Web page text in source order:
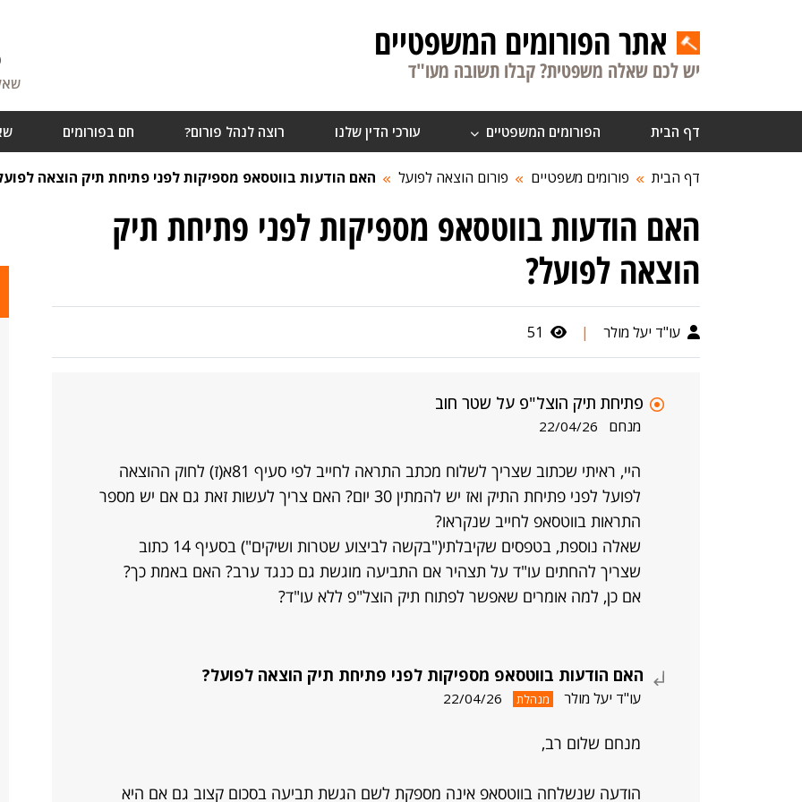
אתר הפורומים המשפטיים
יש לכם שאלה משפטית? קבלו תשובה מעו"ד
דף הבית הפורומים המשפטיים עורכי הדין שלנו רוצה לנהל פורום? חם בפורומים
דף הבית פורומים משפטיים פורום הוצאה לפועל האם הודעות בווטסאפ מספיקות לפני פתיחת תיק הוצאה
האם הודעות בווטסאפ מספיקות לפני פתיחת תיק
הוצאה לפועל?
עו"ד יעל מולר |
51
פתיחת תיק הוצל"פ על שטר חוב
מנחם 22/04/26
היי, ראיתי שכתוב שצריך לשלוח מכתב התראה לחייב לפי סעיף 81א(ז) לחוק ההוצאה
לפועל לפני פתיחת התיק ואז יש להמתין 30 יום? האם צריך לעשות זאת גם אם יש מספר
התראות בווטסאפ לחייב שנקראו?
שאלה נוספת, בטפסים שקיבלתי("בקשה לביצוע שטרות ושיקים") בסעיף 14 כתוב
שצריך להחתים עו"ד על תצהיר אם התביעה מוגשת גם כנגד ערב? האם באמת כך?
אם כן, למה אומרים שאפשר לפתוח תיק הוצל"פ ללא עו"ד?
האם הודעות בווטסאפ מספיקות לפני פתיחת תיק הוצאה לפועל?
עו"ד יעל מולר מנהלת 22/04/26
מנחם שלום רב,
הודעה שנשלחה בווטסאפ אינה מספקת לשם הגשת תביעה בסכום קצוב גם אם היא